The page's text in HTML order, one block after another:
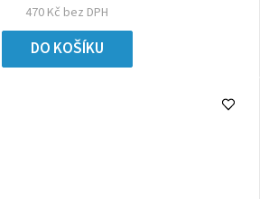
470 Kč bez DPH
DO KOŠÍKU